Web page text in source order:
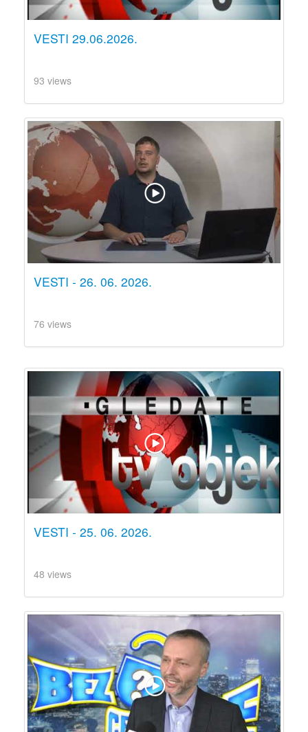
VESTI 29.06.2026.
93 views
VESTI - 26. 06. 2026.
76 views
VESTI - 25. 06. 2026.
48 views